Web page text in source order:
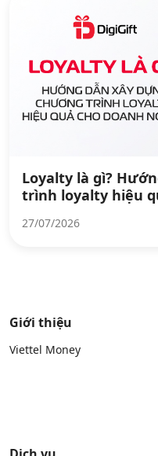
Loyalty là gì?
trình loyalty hiệu
27/07/2026
Giới thiệu
Viettel Money